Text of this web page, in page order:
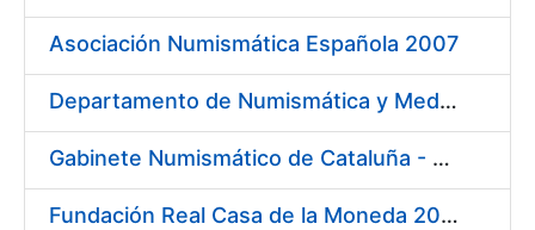
Asociación Numismática Española 2007
Departamento de Numismática y Medallística - Museo Arqueológico Nacional 2007
Gabinete Numismático de Cataluña - Museo Nacional de Arte de Cataluña 2007
Fundación Real Casa de la Moneda 2007